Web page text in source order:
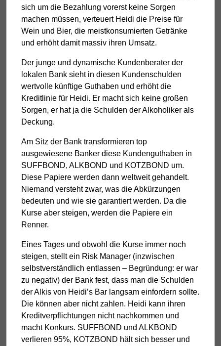
sich um die Bezahlung vorerst keine Sorgen
machen müssen, verteuert Heidi die Preise für
Wein und Bier, die meistkonsumierten Getränke
und erhöht damit massiv ihren Umsatz.
Der junge und dynamische Kundenberater der
lokalen Bank sieht in diesen Kundenschulden
wertvolle künftige Guthaben und erhöht die
Kreditlinie für Heidi. Er macht sich keine großen
Sorgen, er hat ja die Schulden der Alkoholiker als
Deckung.
Am Sitz der Bank transformieren top
ausgewiesene Banker diese Kundenguthaben in
SUFFBOND, ALKBOND und KOTZBOND um.
Diese Papiere werden dann weltweit gehandelt.
Niemand versteht zwar, was die Abkürzungen
bedeuten und wie sie garantiert werden. Da die
Kurse aber steigen, werden die Papiere ein
Renner.
Eines Tages und obwohl die Kurse immer noch
steigen, stellt ein Risk Manager (inzwischen
selbstverständlich entlassen – Begründung: er war
zu negativ) der Bank fest, dass man die Schulden
der Alkis von Heidi’s Bar langsam einfordern sollte.
Die können aber nicht zahlen. Heidi kann ihren
Kreditverpflichtungen nicht nachkommen und
macht Konkurs. SUFFBOND und ALKBOND
verlieren 95%, KOTZBOND hält sich besser und